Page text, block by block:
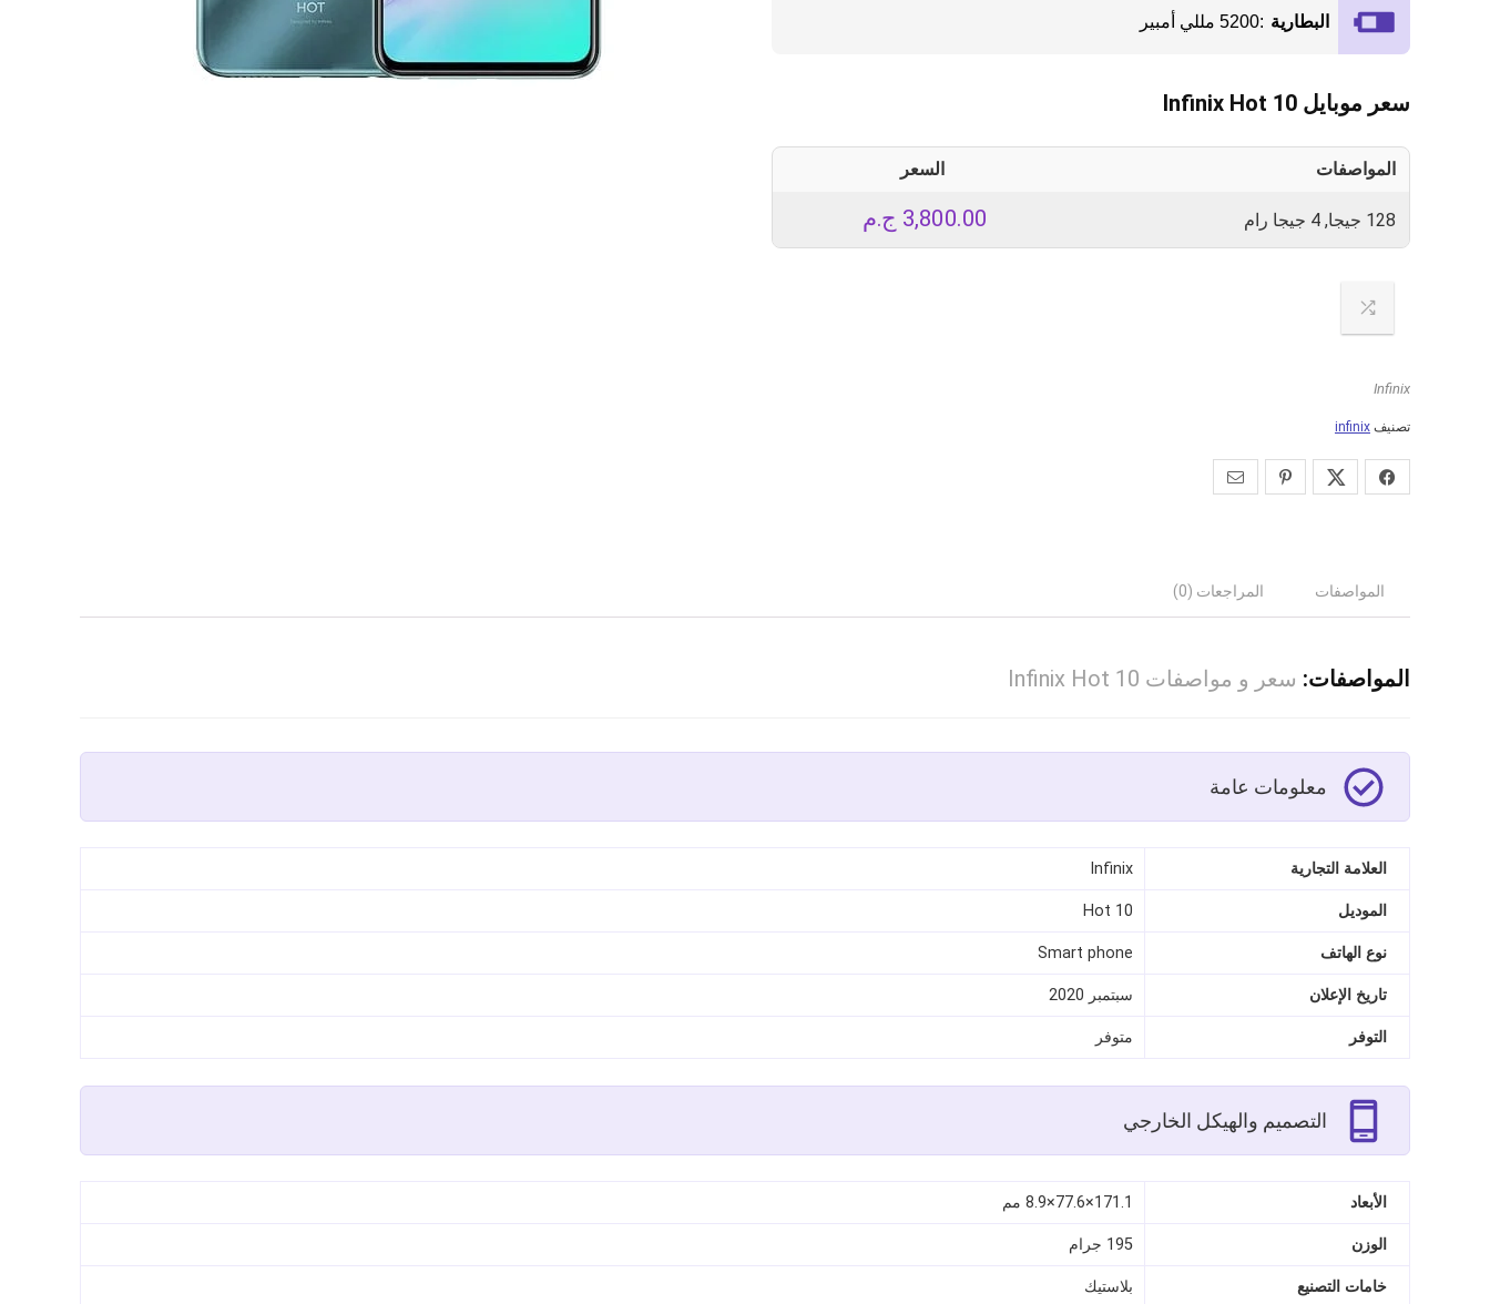
البطارية :5200 مللي أمبير
سعر موبايل Infinix Hot 10
المواصفات السعر
128 جيجا, 4 جيجا رام ج.م 3,800.00
Infinix
تصنيف infinix
المواصفات المراجعات (0)
المواصفات: سعر و مواصفات Infinix Hot 10
معلومات عامة
العلامة التجارية Infinix
الموديل Hot 10
نوع الهاتف Smart phone
تاريخ الإعلان سبتمبر 2020
التوفر متوفر
التصميم والهيكل الخارجي
الأبعاد 171.1×77.6×8.9 مم
الوزن 195 جرام
خامات التصنيع بلاستيك